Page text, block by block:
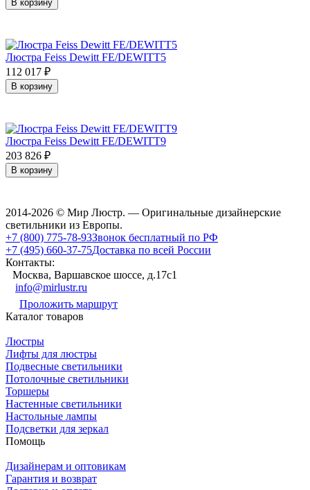
В корзину
Люстра Feiss Dewitt FE/DEWITT5
112 017 ₽
В корзину
Люстра Feiss Dewitt FE/DEWITT9
203 826 ₽
В корзину
2014-2026 © Мир Люстр. — Оригинальные дизайнерские
светильники из Европы.
+7 (800) 775-78-93Звонок бесплатный по РФ
+7 (495) 660-37-75Доставка по всей России
Контакты:
Москва, Варшавское шоссе, д.17c1
info@mirlustr.ru
Проложить маршрут
Каталог товаров
Люстры
Лифты для люстры
Подвесные светильники
Потолочные светильники
Торшеры
Настенные светильники
Настольные лампы
Подсветки для зеркал
Помощь
Дизайнерам и оптовикам
Гарантия и возврат